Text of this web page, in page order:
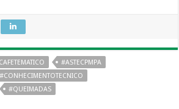
#ASTECPMPA
#CONHECIMENTOTECNICO
#QUEIMADAS